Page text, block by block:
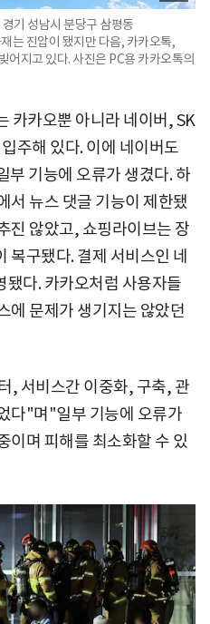
기 성남시 분당구 삼평동
는 진압이 됐지만 다음, 카카오톡,
어지고 있다. 사진은 PC용 카카오톡의
카카오뿐 아니라 네이버, SK
주해 있다. 이에 네이버도
부 기능에 오류가 생겼다. 하
서 뉴스 댓글 기능이 제한됐
진 않았고, 쇼핑라이브는 장
복구됐다. 결제 서비스인 네
됐다. 카카오처럼 사용자들
에 문제가 생기지는 않았던
, 서비스간 이중화, 구축, 관
다"며"일부 기능에 오류가
이며 피해를 최소화할 수 있